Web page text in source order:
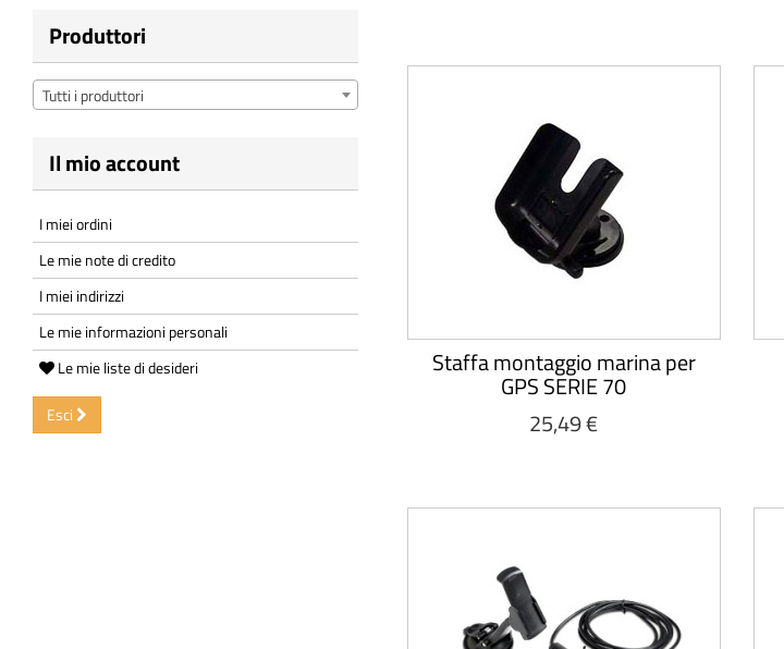
Produttori
Tutti i produttori
Il mio account
I miei ordini
Le mie note di credito
I miei indirizzi
Le mie informazioni personali
Le mie liste di desideri
Esci
Staffa montaggio marina per
GPS SERIE 70
25,49 €